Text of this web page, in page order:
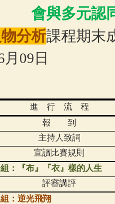
會與多元認
分析課程期末
月 09 日
進 行 流 程
報 到
主持人致詞
宣讀比賽規則
：『布』『衣』樣的人生
評審講評
：逆光飛翔